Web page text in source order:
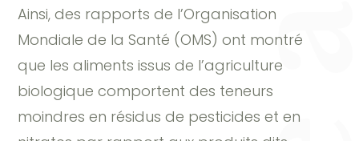
Ainsi, des rapports de l’Organisation
Mondiale de la Santé (OMS) ont montré
que les aliments issus de l’agriculture
biologique comportent des teneurs
moindres en résidus de pesticides et en